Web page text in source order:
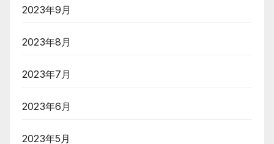
2023年9月
2023年8月
2023年7月
2023年6月
2023年5月